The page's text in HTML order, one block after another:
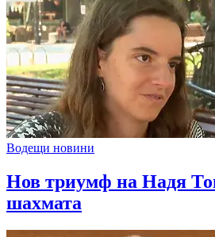
Водещи новини
Нов триумф на Надя
шахмата